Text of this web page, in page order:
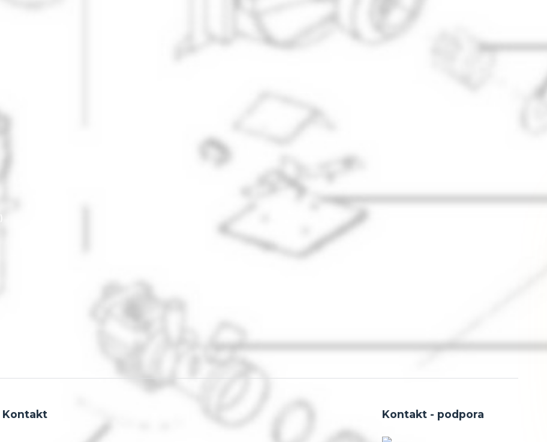
Kontakt Kontakt - podpora